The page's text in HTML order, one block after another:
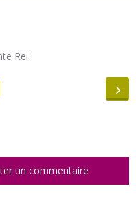
un commentaire